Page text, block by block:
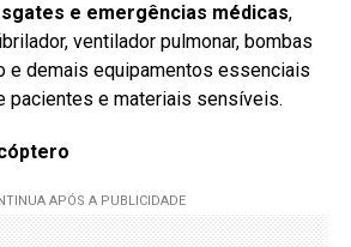
e emergências médicas,
ventilador pulmonar, bombas
e demais equipamentos essenciais
pacientes e materiais sensíveis.